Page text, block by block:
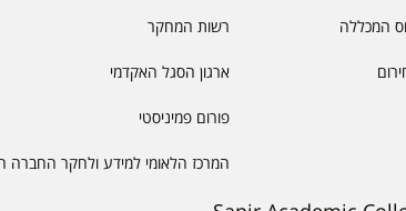
המכללה רשות המחקר
ארגון הסגל האקדמי
פורום פמיניסטי
המרכז הלאומי למידע ולחקר החברה